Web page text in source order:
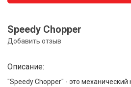
Speedy Chopper
Добавить отзыв
Описание:
"Speedy Chopper" - это механический